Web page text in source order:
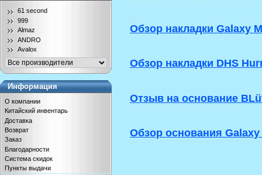
61 second
999
Almaz
ANDRO
Avalox
Информация
О компании
Китайский инвентарь
Доставка
Возврат
Заказ
Благодарности
Система скидок
Пункты выдачи
Обзор накладки Galaxy
Обзор накладки DHS
Отзыв на основание
Обзор основания Galaxy